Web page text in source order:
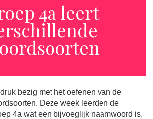
4a leert
bezig met het oefenen van de
Deze week leerden de
4a wat een bijvoeglijk naamwoord is.